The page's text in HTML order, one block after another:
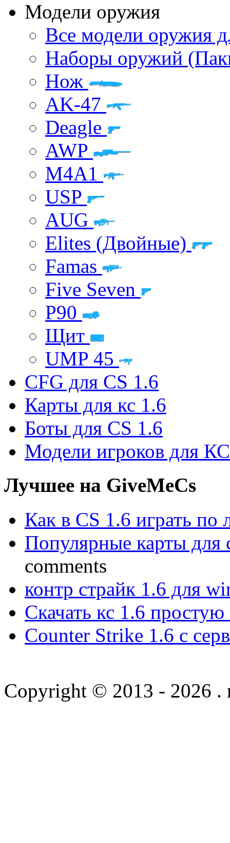
Модели оружия
Все модели оружия
Наборы оружий
Нож
AK-47
Deagle
AWP
M4A1
USP
AUG
Elites (Двойные)
Famas
Five Seven
P90
Щит
UMP 45
CFG для CS 1.6
Карты для кс 1.6
Боты для CS 1.6
Модели игроков для
Лучшее на GiveMeCs
Как в CS 1.6 играть по
Популярные карты для
comments
контр страйк 1.6 для
Скачать кс 1.6
Counter Strike 1.6 с
Copyright © 2013 - 2026 .